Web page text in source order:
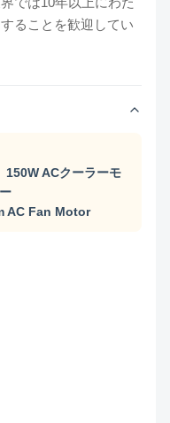
ることを歓迎してい
150W ACクーラーモ
AC Fan Motor